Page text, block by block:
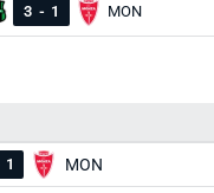
3 - 1 MON
1 MON